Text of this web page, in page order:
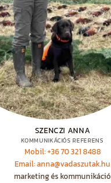
SZENCZI ANNA
KOMMUNIKÁCIÓS REFERENS
Mobil: +36 70 321 8488
Email: anna@vadaszutak.hu
marketing és kommunikáció